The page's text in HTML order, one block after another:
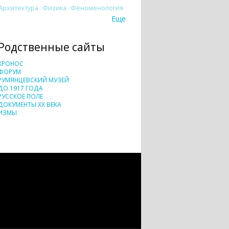
Физика Феноменология
Еще
сайты
МУЗЕЙ
1917 ГОДА
ПОЛЕ
XX ВЕКА